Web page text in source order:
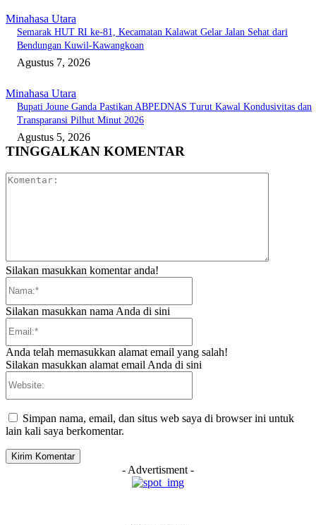
Minahasa Utara
Semarak HUT RI ke-81, Kecamatan Kalawat Gelar Jalan Sehat dari
Bendungan Kuwil-Kawangkoan
Agustus 7, 2026
Minahasa Utara
Bupati Joune Ganda Pastikan ABPEDNAS Turut Kawal Kondusivitas dan
Transparansi Pilhut Minut 2026
Agustus 5, 2026
TINGGALKAN KOMENTAR
Silakan masukkan komentar anda!
Silakan masukkan nama Anda di sini
Anda telah memasukkan alamat email yang salah!
Silakan masukkan alamat email Anda di sini
Simpan nama, email, dan situs web saya di browser ini untuk
lain kali saya berkomentar.
- Advertisment -